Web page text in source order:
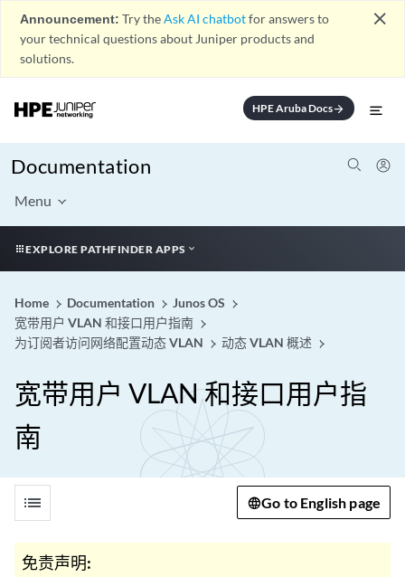
Announcement: Try theAsk AI chatbotfor answers to
your technical questions about Juniper products and
solutions.
close
HPE Aruba Docsarrow_forward
Documentation
Menu
EXPLORE PATHFINDER APPS
Home Documentation
Junos OS
宽带用户 VLAN 和接口用户指南
为订阅者访问网络配置动态 VLAN
动态 VLAN 概述
宽带用户 VLAN 和接口用户指
南
list Go to English page
免责声明: